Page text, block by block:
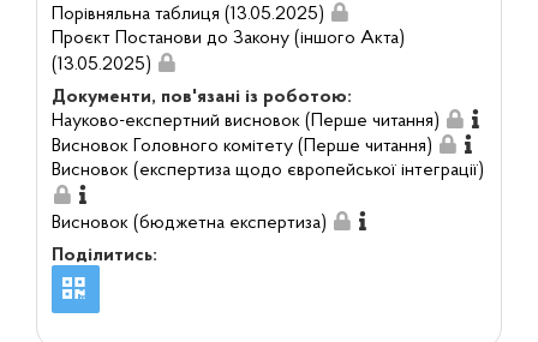
Порівняльна таблиця (13.05.2025)
Проєкт Постанови до Закону (іншого Акта)
(13.05.2025)
Документи, пов'язані із роботою:
Науково-експертний висновок (Перше читання)
Висновок Головного комітету (Перше читання)
Висновок (експертиза щодо європейської інтеграції)
Висновок (бюджетна експертиза)
Поділитись: